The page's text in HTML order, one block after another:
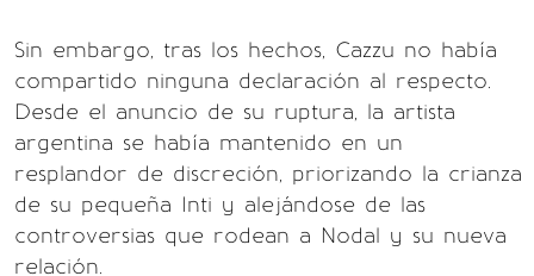
Sin embargo, tras los hechos, Cazzu no había
compartido ninguna declaración al respecto.
Desde el anuncio de su ruptura, la artista
argentina se había mantenido en un
resplandor de discreción, priorizando la crianza
de su pequeña Inti y alejándose de las
controversias que rodean a Nodal y su nueva
relación.